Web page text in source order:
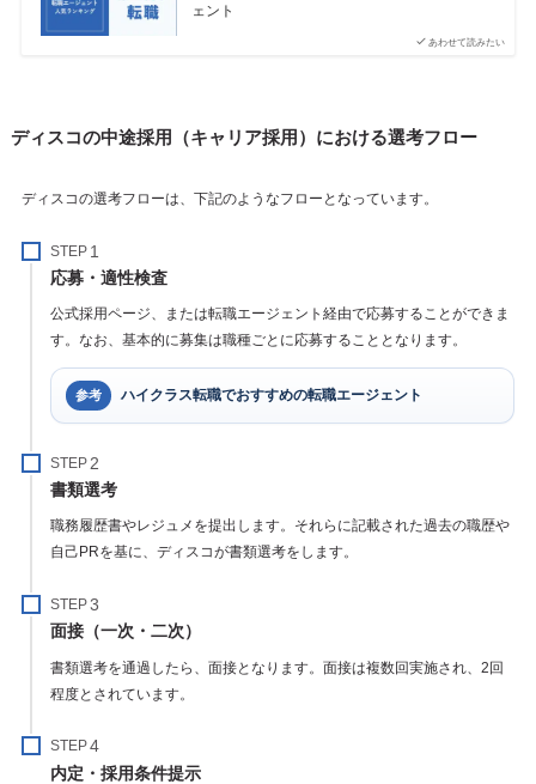
あわせて読みたい
ェント
ディスコの中途採用（キャリア採用）における選考フロー
ディスコの選考フローは、下記のようなフローとなっています。
STEP
応募・適性検査
公式採用ページ、または転職エージェント経由で応募することができま
す。なお、基本的に募集は職種ごとに応募することとなります。
参考 ハイクラス転職でおすすめの転職エージェント
STEP
書類選考
職務履歴書やレジュメを提出します。それらに記載された過去の職歴や
自己PRを基に、ディスコが書類選考をします。
STEP
面接（一次・二次）
書類選考を通過したら、面接となります。面接は複数回実施され、2回
程度とされています。
STEP
内定・採用条件提示